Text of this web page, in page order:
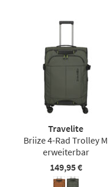
Travelite
Briize 4-Rad Trolley M
erweiterbar
149,95 €